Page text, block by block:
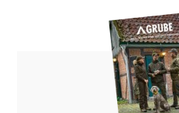
Modellbezeichnung